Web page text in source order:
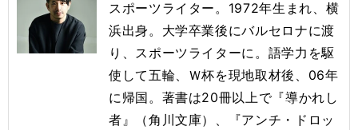
スポーツライター。1972年生まれ、横
浜出身。大学卒業後にバルセロナに渡
り、スポーツライターに。語学力を駆
使して五輪、Ｗ杯を現地取材後、06年
に帰国。著書は20冊以上で『導かれし
者』（角川文庫）、『アンチ・ドロッ